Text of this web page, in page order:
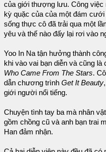
của giới thượng lưu. Công việc
kỳ quặc của của một đám
sống thực cô đã trải qua một
yêu và thế nào đấy lại rơi vào
Yoo In Na tận hưởng thành
khi vào vai bạn diễn và cũng
Who Came From The Stars.
dẫn chương trình Get It Beauty
giới người nổi tiếng.
Chuyện tình tay ba mà nhân
gồm chồng cũ và anh bạn trai
Han đảm nhận.